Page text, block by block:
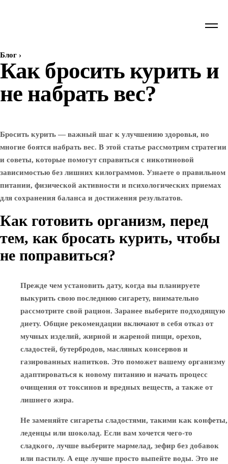
Блог ›
Как бросить курить и
не набрать вес?
Бросить курить — важный шаг к улучшению здоровья, но
многие боятся набрать вес. В этой статье рассмотрим стратегии
и советы, которые помогут справиться с никотиновой
зависимостью без лишних килограммов. Узнаете о правильном
питании, физической активности и психологических приемах
для сохранения баланса и достижения результатов.
Как готовить организм, перед
тем, как бросать курить, чтобы
не поправиться?
Прежде чем установить дату, когда вы планируете
выкурить свою последнюю сигарету, внимательно
рассмотрите свой рацион. Заранее выберите подходящую
диету. Общие рекомендации включают в себя отказ от
мучных изделий, жирной и жареной пищи, орехов,
сладостей, бутербродов, масляных консервов и
газированных напитков. Это поможет вашему организму
адаптироваться к новому питанию и начать процесс
очищения от токсинов и вредных веществ, а также от
лишнего жира.
Не заменяйте сигареты сладостями, такими как конфеты,
леденцы или шоколад. Если вам хочется чего-то
сладкого, лучше выберите мармелад, зефир без добавок
или пастилу. А еще лучше просто выпейте воды. Это не